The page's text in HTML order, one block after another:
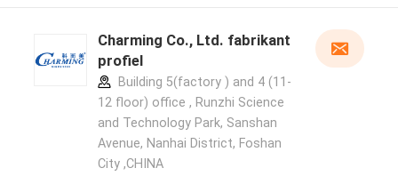
Charming Co., Ltd. fabrikant
profiel
Building 5(factory ) and 4 (11-
12 floor) office , Runzhi Science
and Technology Park, Sanshan
Avenue, Nanhai District, Foshan
City ,CHINA